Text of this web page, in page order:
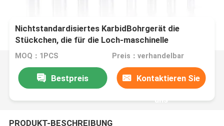
Nichtstandardisiertes KarbidBohrgerät die
Stückchen, die für die Loch-maschinelle
Bearbeitung besonders angefertigt werden
MOQ：1PCS Preis：verhandelbar
Bestpreis Kontaktieren Sie
uns
PRODUKT-BESCHREIBUNG